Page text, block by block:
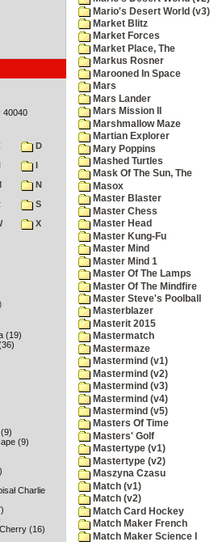
40040
D
I
N
S
X
)
(19)
(9)
Charlie
(16)
Mario's Desert World (v3)
Market Blitz
Market Forces
Market Place, The
Markus Rosner
Marooned In Space
Mars
Mars Lander
Mars Mission II
Marshmallow Maze
Martian Explorer
Mary Poppins
Mashed Turtles
Mask Of The Sun, The
Masox
Master Blaster
Master Chess
Master Head
Master Kung-Fu
Master Mind
Master Mind 1
Master Of The Lamps
Master Of The Mindfire
Master Steve's Poolball
Masterblazer
Masterit 2015
Mastermatch
Mastermaze
Mastermind (v1)
Mastermind (v2)
Mastermind (v3)
Mastermind (v4)
Mastermind (v5)
Masters Of Time
Masters' Golf
Mastertype (v1)
Mastertype (v2)
Maszyna Czasu
Match (v1)
Match (v2)
Match Card Hockey
Match Maker French
Match Maker Science I